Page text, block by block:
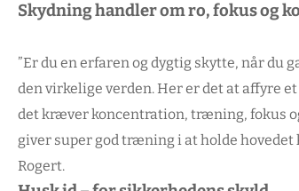
Skydning handler om ro, fokus og
”Er du en erfaren og dygtig skytte, når du
den virkelige verden. Her er det at affyre
det kræver koncentration, træning, fokus
giver super god træning i at holde
Rogert.